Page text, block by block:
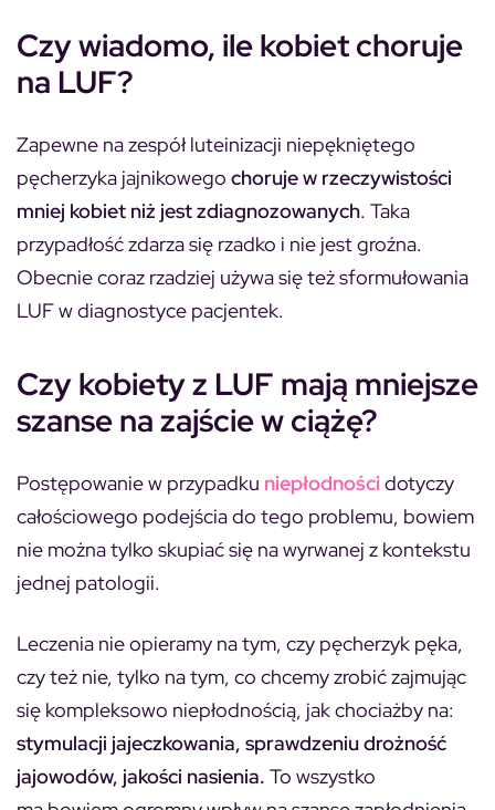
Czy wiadomo, ile kobiet choruje
na LUF?
Zapewne na zespół luteinizacji niepękniętego
pęcherzyka jajnikowego choruje w rzeczywistości
mniej kobiet niż jest zdiagnozowanych. Taka
przypadłość zdarza się rzadko i nie jest groźna.
Obecnie coraz rzadziej używa się też sformułowania
LUF w diagnostyce pacjentek.
Czy kobiety z LUF mają mniejsze
szanse na zajście w ciążę?
Postępowanie w przypadku niepłodnościdotyczy
całościowego podejścia do tego problemu, bowiem
nie można tylko skupiać się na wyrwanej z kontekstu
jednej patologii.
Leczenia nie opieramy na tym, czy pęcherzyk pęka,
czy też nie, tylko na tym, co chcemy zrobić zajmując
się kompleksowo niepłodnością, jak chociażby na:
stymulacji jajeczkowania, sprawdzeniu drożność
jajowodów, jakości nasienia. To wszystko